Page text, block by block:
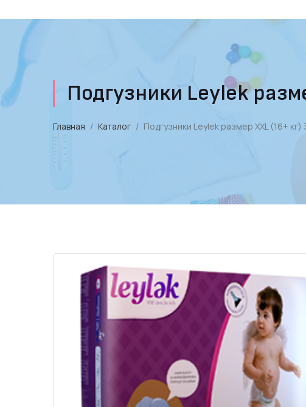
Подгузники Leylеk
Главная Каталог Подгузники Leylеk размер XXL (16+ кг)